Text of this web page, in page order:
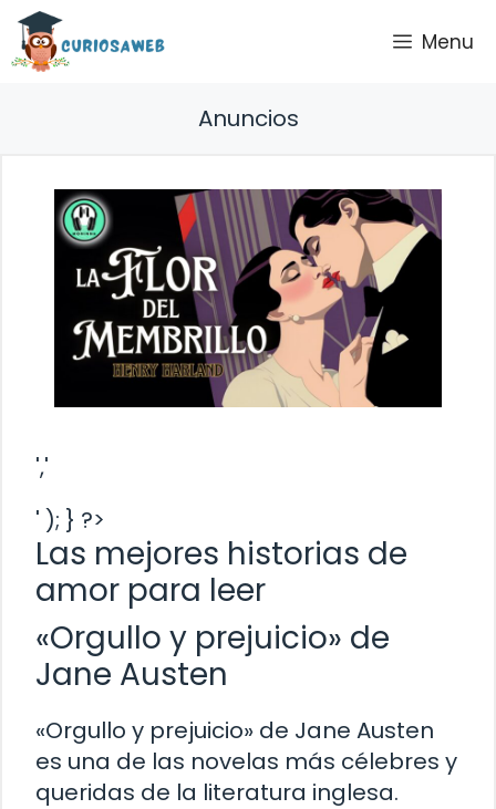
Saltar
contenido
Menu
Anuncios
','
' ); } ?>
Las mejores historias de
amor para leer
«Orgullo y prejuicio» de
Jane Austen
«Orgullo y prejuicio» de Jane Austen
es una de las novelas más célebres y
queridas de la literatura inglesa.